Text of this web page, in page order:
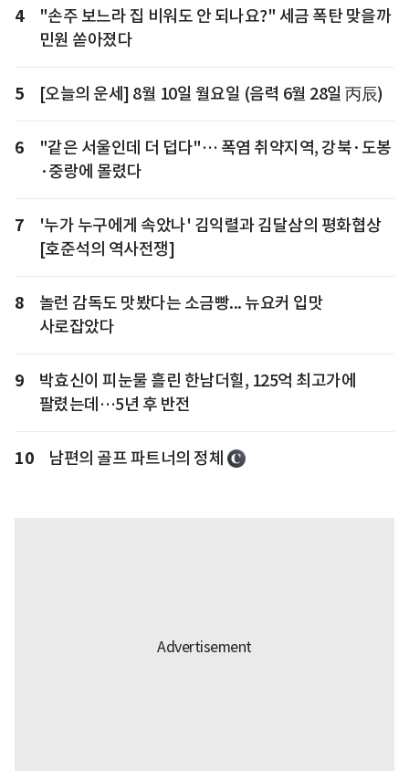
4
"손주 보느라 집 비워도 안 되나요?" 세금 폭탄 맞을까
민원 쏟아졌다
5 [오늘의 운세] 8월 10일 월요일 (음력 6월 28일 丙辰)
6
"같은 서울인데 더 덥다"… 폭염 취약지역, 강북·도봉
·중랑에 몰렸다
7
'누가 누구에게 속았나' 김익렬과 김달삼의 평화협상
[호준석의 역사전쟁]
8
놀런 감독도 맛봤다는 소금빵... 뉴요커 입맛
사로잡았다
9
박효신이 피눈물 흘린 한남더힐, 125억 최고가에
팔렸는데…5년 후 반전
10 남편의 골프 파트너의 정체